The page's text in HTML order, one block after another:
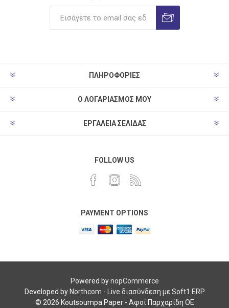
ΠΛΗΡΟΦΟΡΊΕΣ
Ο ΛΟΓΑΡΙΑΣΜΌΣ ΜΟΥ
ΕΡΓΑΛΕΊΑ ΣΕΛΊΔΑΣ
FOLLOW US
PAYMENT OPTIONS
Powered bynopCommerce
Developed by Northcom -
Live διασύνδεση με Soft1 ERP
© 2026 Koutsoumpa Paper - Αφοί Παρχαρίδη ΟΕ